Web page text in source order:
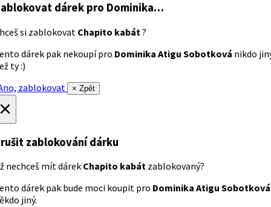
dárek pro Dominika…
si zablokovat Chapito kabát ?
dárek pak nekoupí pro Dominika Atigu Sobotková nikdo
ty :)
zablokovat
× Zpět
zablokování dárku
nechceš mít dárek Chapito kabát zablokovaný?
dárek pak bude moci koupit pro Dominika Atigu Sobotková
jiný.